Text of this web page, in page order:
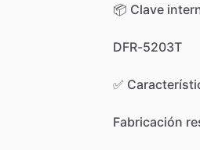
📦 Clave
DFR-5203T
✅
Fabricación